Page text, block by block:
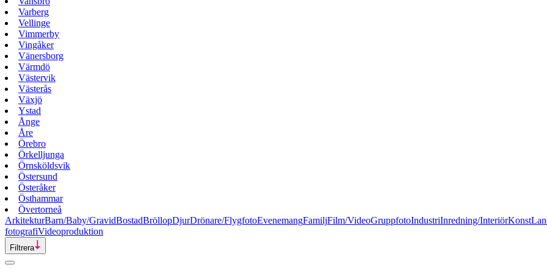
Varberg
Vellinge
Vimmerby
Vingåker
Vänersborg
Värmdö
Västervik
Västerås
Växjö
Ystad
Ånge
Åre
Örebro
Örkelljunga
Örnsköldsvik
Östersund
Österåker
Östhammar
Övertorneå
ArkitekturBarn/Baby/GravidBostadBröllopDjurDrönare/FlygfotoEvenemangFamiljFilm/VideoGruppfotoIndustriInredning/InteriörKonst
fotografiVideoproduktion
Filtrera